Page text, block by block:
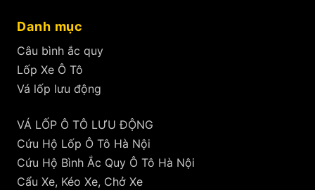
Danh mục
Câu bình ắc quy
Lốp Xe Ô Tô
Vá lốp lưu động
VÁ LỐP Ô TÔ LƯU ĐỘNG
Cứu Hộ Lốp Ô Tô Hà Nội
Cứu Hộ Bình Ắc Quy Ô Tô Hà Nội
Cẩu Xe, Kéo Xe, Chở Xe